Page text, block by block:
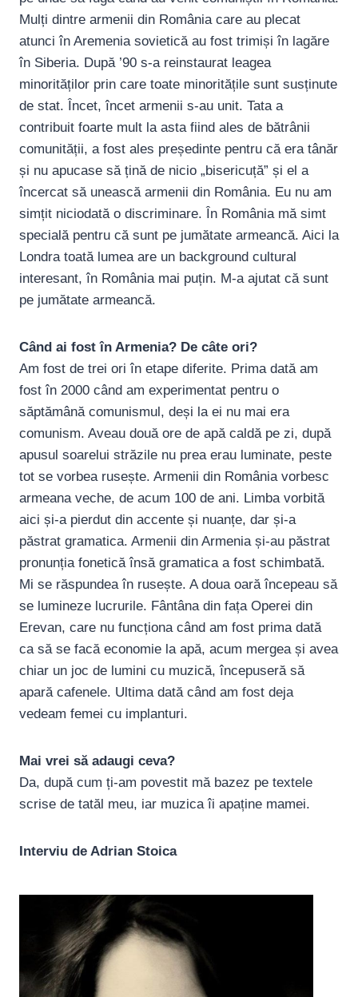
Mulți dintre armenii din România care au plecat
atunci în Aremenia sovietică au fost trimiși în lagăre
în Siberia. După ’90 s-a reinstaurat leagea
minorităților prin care toate minoritățile sunt susținute
de stat. Încet, încet armenii s-au unit. Tata a
contribuit foarte mult la asta fiind ales de bătrânii
comunității, a fost ales președinte pentru că era tânăr
și nu apucase să țină de nicio „bisericuță” și el a
încercat să unească armenii din România. Eu nu am
simțit niciodată o discriminare. În România mă simt
specială pentru că sunt pe jumătate armeancă. Aici la
Londra toată lumea are un background cultural
interesant, în România mai puțin. M-a ajutat că sunt
pe jumătate armeancă.
Când ai fost în Armenia? De câte ori?
Am fost de trei ori în etape diferite. Prima dată am
fost în 2000 când am experimentat pentru o
săptămână comunismul, deși la ei nu mai era
comunism. Aveau două ore de apă caldă pe zi, după
apusul soarelui străzile nu prea erau luminate, peste
tot se vorbea rusește. Armenii din România vorbesc
armeana veche, de acum 100 de ani. Limba vorbită
aici și-a pierdut din accente și nuanțe, dar și-a
păstrat gramatica. Armenii din Armenia și-au păstrat
pronunția fonetică însă gramatica a fost schimbată.
Mi se răspundea în rusește. A doua oară începeau să
se lumineze lucrurile. Fântâna din fața Operei din
Erevan, care nu funcționa când am fost prima dată
ca să se facă economie la apă, acum mergea și avea
chiar un joc de lumini cu muzică, începuseră să
apară cafenele. Ultima dată când am fost deja
vedeam femei cu implanturi.
Mai vrei să adaugi ceva?
Da, după cum ți-am povestit mă bazez pe textele
scrise de tatăl meu, iar muzica îi apaține mamei.
Interviu de Adrian Stoica